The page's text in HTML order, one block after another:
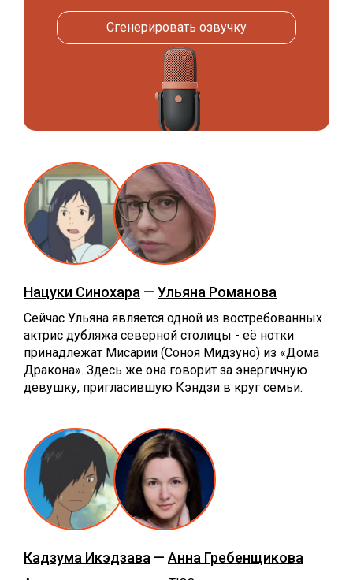
Сгенерировать озвучку
Нацуки Синохара — Ульяна Романова
Сейчас Ульяна является одной из востребованных
актрис дубляжа северной столицы - её нотки
принадлежат Мисарии (Соноя Мидзуно) из «Дома
Дракона». Здесь же она говорит за энергичную
девушку, пригласившую Кэндзи в круг семьи.
Кадзума Икэдзава — Анна Гребенщикова